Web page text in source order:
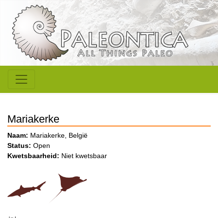
Mariakerke
Naam: Mariakerke, België
Status: Open
Kwetsbaarheid: Niet kwetsbaar